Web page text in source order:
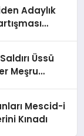
Adaylık
Üssü
Meşru
Mescid-i
Kınadı